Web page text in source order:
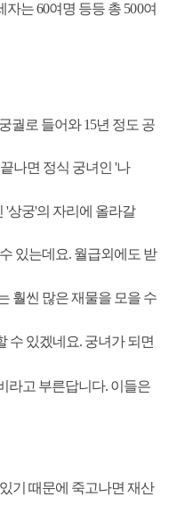
는 60여명 등등 총 500여
궐로 들어와 15년 정도 공
나면 정식 궁녀인 '나
'상궁'의 자리에 올라갈
있는데요. 월급외에도 받
훨씬 많은 재물을 모을 수
수 있겠네요. 궁녀가 되면
라고 부른답니다. 이들은
기 때문에 죽고나면 재산